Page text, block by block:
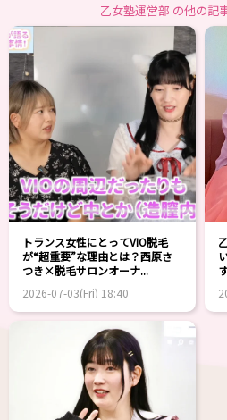
乙女塾運営部 の他の記
トランス女性にとってVIO脱毛
が“超重要”な理由とは？西原さ
つき×脱毛サロンオーナ...
2026-07-03(Fri) 18:40